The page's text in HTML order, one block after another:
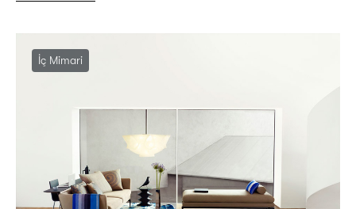
İç Mimari